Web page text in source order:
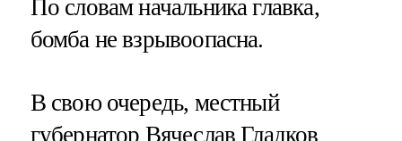
По словам начальника главка,
бомба не взрывоопасна.
В свою очередь, местный
губернатор Вячеслав Гладков